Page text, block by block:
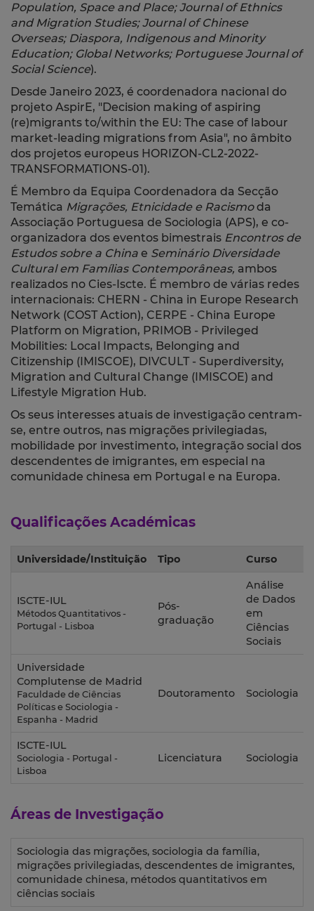
Population, Space and Place; Journal of Ethnics
and Migration Studies; Journal of Chinese
Overseas; Diaspora, Indigenous and Minority
Education;Global Networks; Portuguese Journal of
Social Science).
Desde Janeiro 2023, é coordenadora nacional do
projeto AspirE, "Decision making of aspiring
(re)migrants to/within the EU: The case of labour
market-leading migrations from Asia", no âmbito
dos projetos europeus HORIZON-CL2-2022-
TRANSFORMATIONS-01).
É Membro da Equipa Coordenadora da Secção
Temática Migrações, Etnicidade e Racismoda
Associação Portuguesa de Sociologia (APS), e co-
organizadora dos eventos bimestrais Encontros de
Estudos sobre a China e Seminário Diversidade
Cultural em Famílias Contemporâneas, ambos
realizados no Cies-Iscte. É membro de várias redes
internacionais: CHERN - China in Europe Research
Network (COST Action), CERPE - China Europe
Platform on Migration, PRIMOB - Privileged
Mobilities: Local Impacts, Belonging and
Citizenship (IMISCOE), DIVCULT - Superdiversity,
Migration and Cultural Change (IMISCOE) and
Lifestyle Migration Hub.
Os seus interesses atuais de investigação centram-
se, entre outros, nas migrações privilegiadas,
mobilidade por investimento, integração social dos
descendentes de imigrantes, em especial na
comunidade chinesa em Portugal e na Europa.
Qualificações Académicas
Universidade/Instituição Tipo Curso
ISCTE-IUL
Métodos Quantitativos -
Portugal - Lisboa
Pós-
graduação
Análise
de Dados
em
Ciências
Sociais
Universidade
Complutense de Madrid
Faculdade de Ciências
Políticas e Sociologia -
Espanha - Madrid
Doutoramento Sociologia
ISCTE-IUL
Sociologia - Portugal -
Lisboa
Licenciatura Sociologia
Áreas de Investigação
Sociologia das migrações, sociologia da família,
migrações privilegiadas, descendentes de imigrantes,
comunidade chinesa, métodos quantitativos em
ciências sociais